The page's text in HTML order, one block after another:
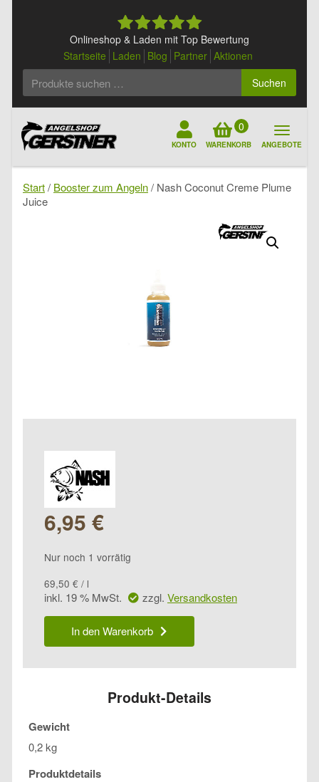
Onlineshop & Laden mit Top Bewertung
Startseite Laden Blog Partner Aktionen
Suchen
KONTO
0
WARENKORB ANGEBOTE
Start/ Booster zum Angeln/ Nash Coconut Creme Plume
Juice
6,95 €
Nur noch 1 vorrätig
69,50 € / l
inkl. 19 % MwSt. zzgl. Versandkosten
Nash
Coconut
Creme
Plume
In den Warenkorb
Produkt-Details
Gewicht
0,2 kg
Produktdetails